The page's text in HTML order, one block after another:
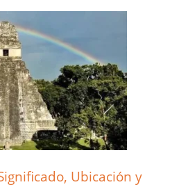
Ubicación y